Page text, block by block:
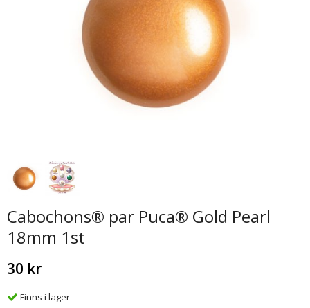
Cabochons® par Puca® Gold Pearl
18mm 1st
30 kr
Finns i lager